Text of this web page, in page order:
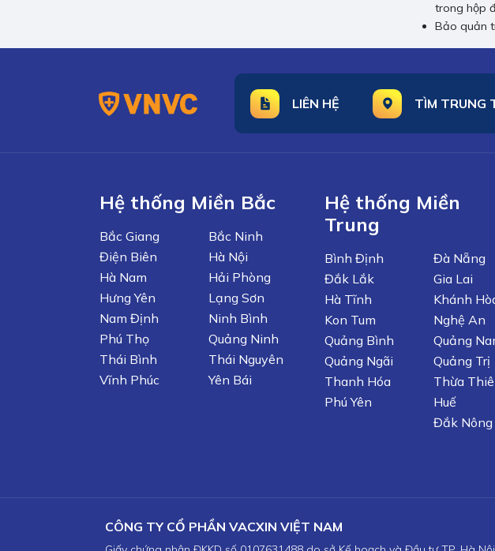
trong hộp
Bảo quản
LIÊN HỆ TÌM TRUNG
Hệ thống Miền Bắc
Bắc Giang
Điện Biên
Hà Nam
Hưng Yên
Nam Định
Phú Thọ
Thái Bình
Vĩnh Phúc
Bắc Ninh
Hà Nội
Hải Phòng
Lạng Sơn
Ninh Bình
Quảng Ninh
Thái Nguyên
Yên Bái
Hệ thống Miền
Trung
Bình Định
Đắk Lắk
Hà Tĩnh
Kon Tum
Quảng Bình
Quảng Ngãi
Thanh Hóa
Phú Yên
Đà Nẵng
Gia Lai
Khánh
Nghệ An
Quảng
Quảng Trị
Thừa
Huế
Đắk Nông
CÔNG TY CỔ PHẦN VACXIN VIỆT NAM